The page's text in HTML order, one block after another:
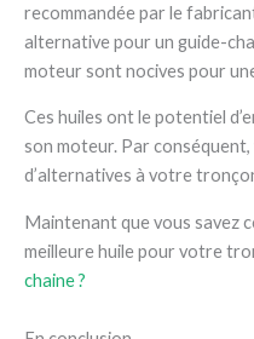
recommandée par le
alternative pour un guide-
moteur sont nocives pour
Ces huiles ont le potentiel
son moteur. Par
d’alternatives à votre
Maintenant que vous savez
meilleure huile pour votre
chaine ?